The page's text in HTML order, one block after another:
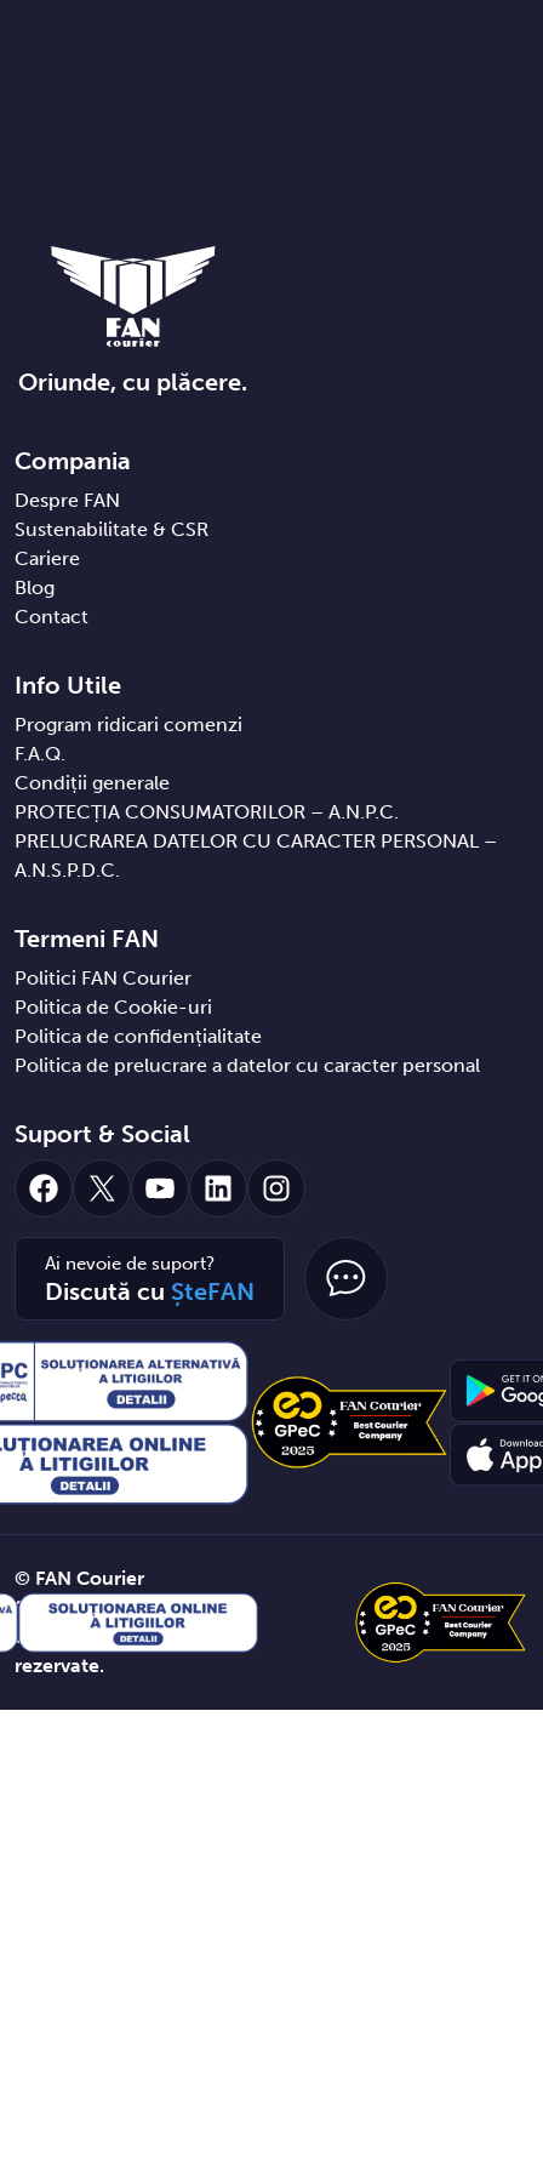
Oriunde, cu plăcere.
Compania
Despre FAN
Sustenabilitate & CSR
Cariere
Blog
Contact
Termeni FAN
Politici FAN Courier
Politica de Cookie-uri
Politica de confidențialitate
Politica de prelucrare a datelor cu caracter personal
Info Utile
Program ridicari comenzi
F.A.Q.
Condiții generale
PROTECȚIA CONSUMATORILOR – A.N.P.C.
PRELUCRAREA DATELOR CU CARACTER PERSONAL –
A.N.S.P.D.C.
Suport & Social
Facebook
X YouTube
LinkedInInstagram
Ai nevoie de suport?
Discută cu ȘteFAN
© FAN Courier
2026. Toate
drepturile
rezervate.